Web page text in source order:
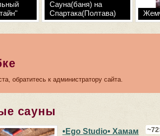
Сауна(баня) на
Спартака(Полтава)
обратитесь к администратору сайта.
сауны
•Ego Studio• Хамам 72